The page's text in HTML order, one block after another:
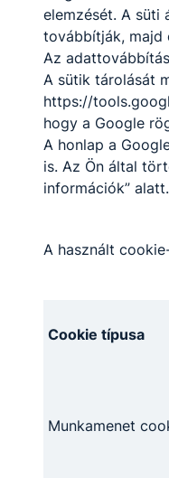
szoftverfejlesztő- és
tesztelő szakmát
13. D osztály.
2026. jún. 19. FZ
Partnereink
elemzését. A süti
továbbítják, majd
Az
A sütik tárolását
https://
hogy a Google
A honlap a
is. Az Ön által
információk” alatt.
A használt
Cookie típusa
Munkamenet